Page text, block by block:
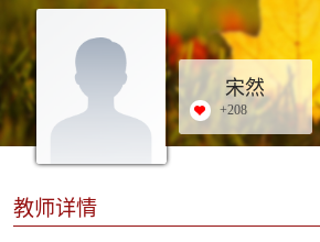
宋然
+208
教师详情